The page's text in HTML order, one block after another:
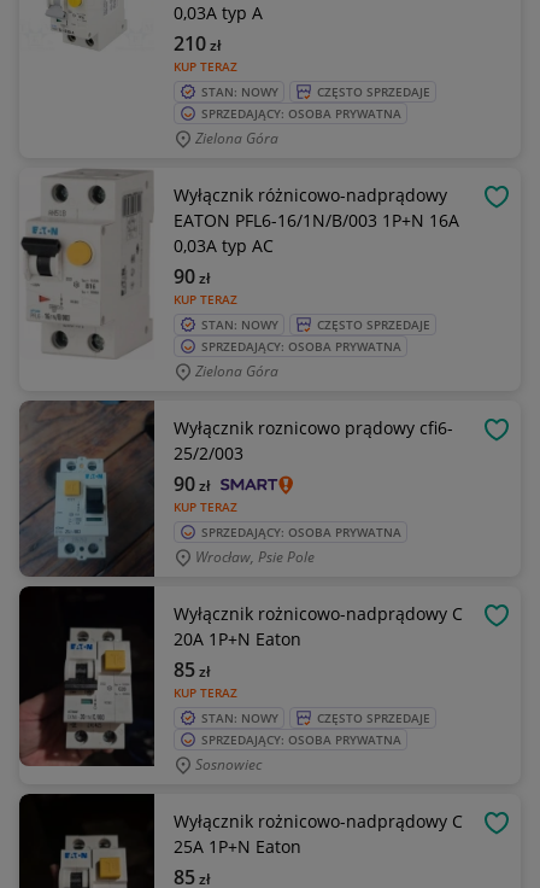
0,03A typ A
KUP TERAZ
210zł
STAN: NOWY
CZĘSTO SPRZEDAJE
SPRZEDAJĄCY: OSOBA PRYWATNA
Zielona Góra
Wyłącznik różnicowo-nadprądowy
EATON PFL6-16/1N/B/003 1P+N 16A
0,03A typ AC
KUP TERAZ
90zł
STAN: NOWY
CZĘSTO SPRZEDAJE
SPRZEDAJĄCY: OSOBA PRYWATNA
Zielona Góra
Wyłącznik roznicowo prądowy cfi6-
25/2/003
KUP TERAZ
90zł
SPRZEDAJĄCY: OSOBA PRYWATNA
Wrocław, Psie Pole
Wyłącznik rożnicowo-nadprądowy C
20A 1P+N Eaton
KUP TERAZ
85zł
STAN: NOWY
CZĘSTO SPRZEDAJE
SPRZEDAJĄCY: OSOBA PRYWATNA
Sosnowiec
Wyłącznik rożnicowo-nadprądowy C
25A 1P+N Eaton
85zł